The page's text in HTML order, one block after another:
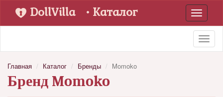
Toggle
DollVilla • Каталог
Главная Каталог Бренды Momoko
Бренд Momoko